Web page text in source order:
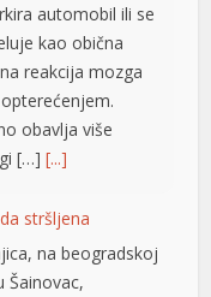
automobil ili se
kao obična
reakcija mozga
obavlja više
[…][...]
stršljena
na beogradskoj
Šainovac,